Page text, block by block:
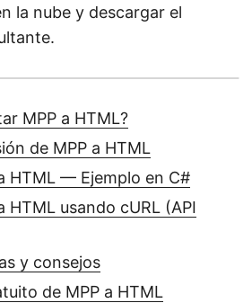
la nube y descargar el
MPP a HTML?
de MPP a HTML
HTML — Ejemplo en C#
HTML usando cURL (API
y consejos
de MPP a HTML